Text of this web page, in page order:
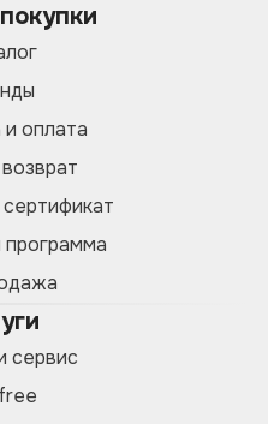
оплата
программа
сервис